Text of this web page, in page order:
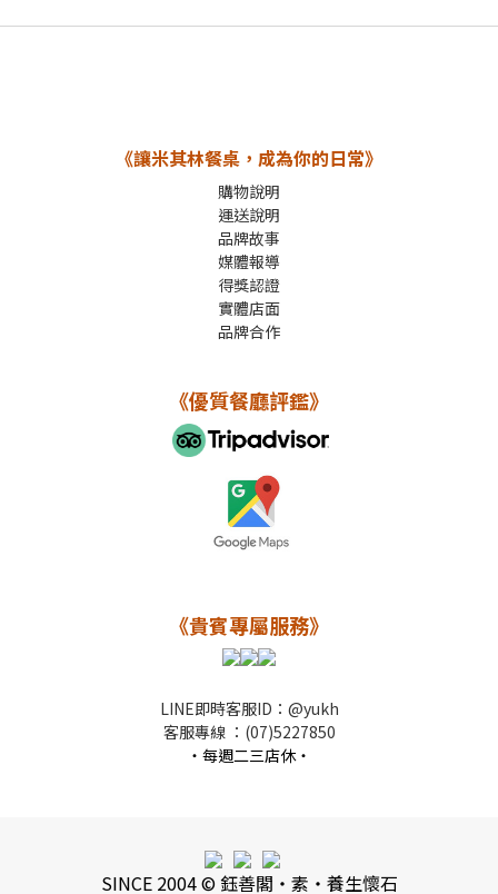
《讓米其林餐桌，成為你的日常》
購物說明
運送說明
品牌故事
媒體報導
得獎認證
實體店面
品牌合作
《優質餐廳評鑑》
《貴賓專屬服務》
LINE即時客服ID： @yukh
客服專線 ：(07)5227850
・每週二三店休・
SINCE 2004 © 鈺善閣・素・養生懷石